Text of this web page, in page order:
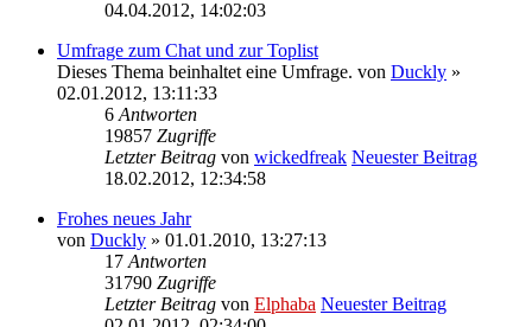
04.04.2012, 14:02:03
Umfrage zum Chat und zur Toplist
Dieses Thema beinhaltet eine Umfrage. von Duckly »
02.01.2012, 13:11:33
6 Antworten
19857 Zugriffe
Letzter Beitrag von wickedfreak Neuester Beitrag
18.02.2012, 12:34:58
Frohes neues Jahr
von Duckly » 01.01.2010, 13:27:13
17 Antworten
31790 Zugriffe
Letzter Beitrag von Elphaba Neuester Beitrag